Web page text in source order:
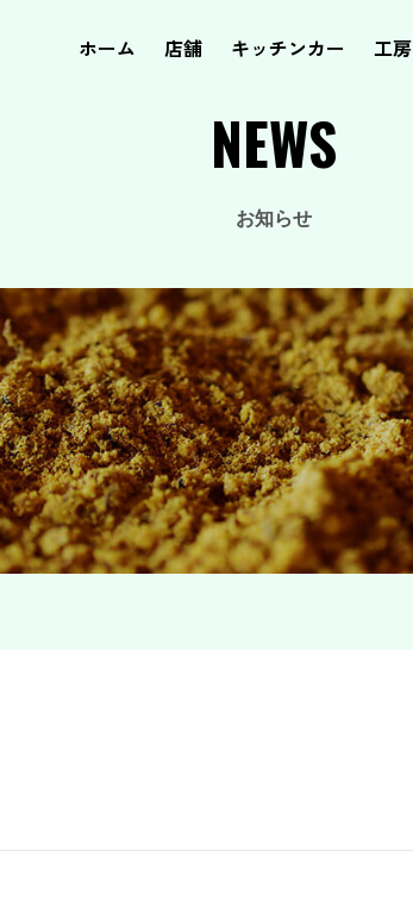
ホーム 店舗 キッチンカー 工房
NEWS
お知らせ